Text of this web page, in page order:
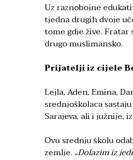
Uz raznobojne
tjedna drugih dvoje
tome gdje žive. Fratar
drugo muslimansko.
Prijatelji iz cijele
Lejla, Aden, Emina,
srednjoškolaca
Sarajeva, ali i južnije,
Ovu srednju školu
zemlje. „Dolazim iz